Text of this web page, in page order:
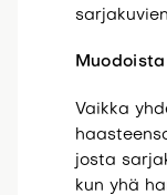
Vaikka
josta
kun yhä